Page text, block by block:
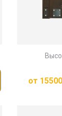
от 15500